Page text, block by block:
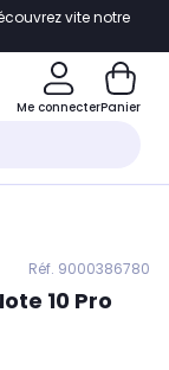
vite notre
Me connecterPanier
Réf. 9000386780
10 Pro